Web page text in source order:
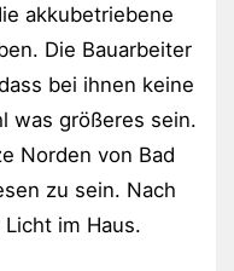
akkubetriebene
Die Bauarbeiter
bei ihnen keine
was größeres sein.
Norden von Bad
zu sein. Nach
im Haus.